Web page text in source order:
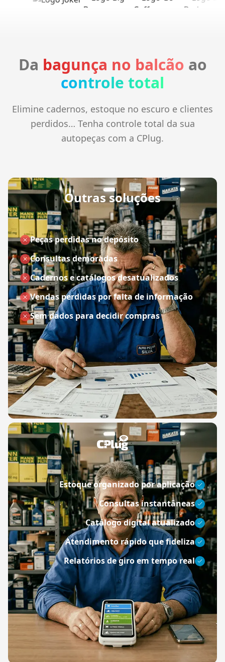
Da bagunça no balcão ao
controle total
Elimine cadernos, estoque no escuro e clientes
perdidos… Tenha controle total da sua
autopeças com a CPlug.
Outras soluções
Peças perdidas no depósito
Consultas demoradas
Cadernos e catálogos desatualizados
Vendas perdidas por falta de informação
Sem dados para decidir compras
Estoque organizado por aplicação
Consultas instantâneas
Catálogo digital atualizado
Atendimento rápido que fideliza
Relatórios de giro em tempo real